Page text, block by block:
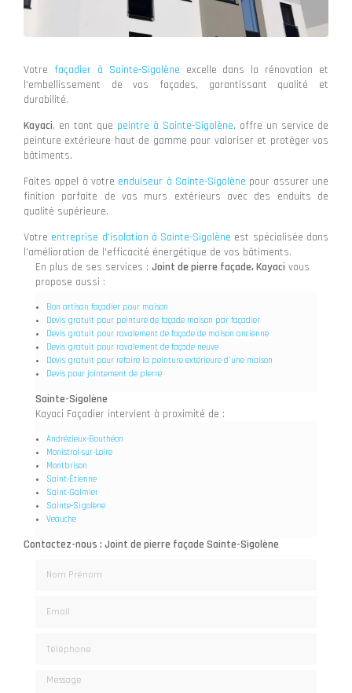
Votre façadier à Sainte-Sigolèneexcelle dans la rénovation et
l'embellissement de vos façades, garantissant qualité et
durabilité.
Kayaci, en tant que peintre à Sainte-Sigolène, offre un service de
peinture extérieure haut de gamme pour valoriser et protéger vos
bâtiments.
Faites appel à votre enduiseur à Sainte-Sigolène pour assurer une
finition parfaite de vos murs extérieurs avec des enduits de
qualité supérieure.
Votre entreprise d'isolation à Sainte-Sigolène est spécialisée dans
l'amélioration de l'efficacité énergétique de vos bâtiments.
En plus de ses services : Joint de pierre façade, Kayaci vous
propose aussi :
Bon artisan façadier pour maison
Devis gratuit pour peinture de façade maison par façadier
Devis gratuit pour ravalement de façade de maison ancienne
Devis gratuit pour ravalement de façade neuve
Devis gratuit pour refaire la peinture extérieure d'une maison
Devis pour jointement de pierre
Sainte-Sigolène
Kayaci Façadier intervient à proximité de :
Andrézieux-Bouthéon
Monistrol-sur-Loire
Montbrison
Saint-Étienne
Saint-Galmier
Sainte-Sigolène
Veauche
Contactez-nous : Joint de pierre façade Sainte-Sigolène
Message